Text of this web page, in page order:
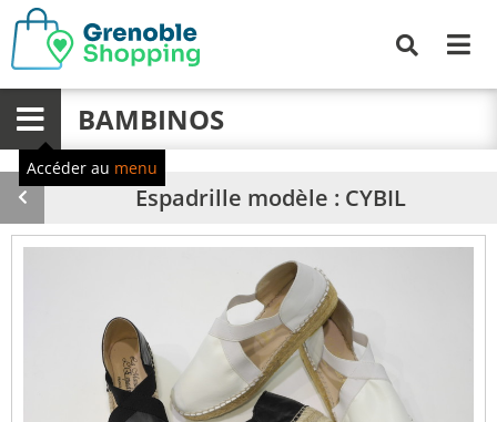
Menu BAMBINOS
Accéder au menu
Produit
précédent
Espadrille modèle : CYBIL